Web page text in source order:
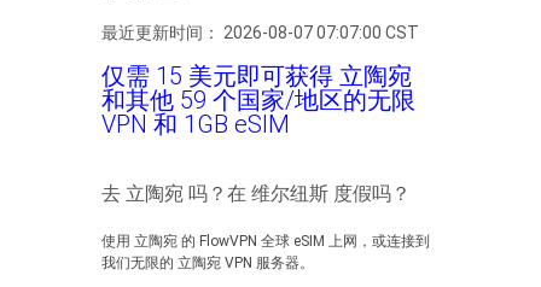
最近更新时间： 2026-08-07 07:07:00 CST
仅需 15 美元即可获得 立陶宛
和其他 59 个国家/地区的无限
VPN 和 1GB eSIM
去 立陶宛 吗？在 维尔纽斯 度假吗？
使用 立陶宛 的 FlowVPN 全球 eSIM 上网，或连接到
我们无限的 立陶宛 VPN 服务器。